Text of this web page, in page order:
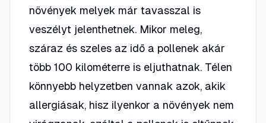
növények melyek már tavasszal is
veszélyt jelenthetnek. Mikor meleg,
száraz és szeles az idő a pollenek akár
több 100 kilométerre is eljuthatnak. Télen
könnyebb helyzetben vannak azok, akik
allergiásak, hisz ilyenkor a növények nem